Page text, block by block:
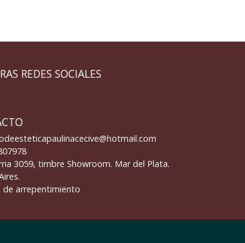
REDES SOCIALES
3059, timbre Showroom. Mar del Plata.
de arrepentimiento